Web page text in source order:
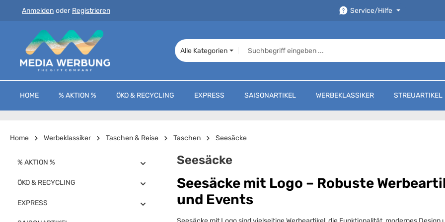
Hauptinhalt springen
Zur Suche springen
Zur Hauptnavigation springen
Anmelden oder Registrieren Service/Hilfe
Alle Kategorien
HOME % AKTION % ÖKO & RECYCLING EXPRESS SAISONARTIKEL WERBEKLASSIKER STREUARTIKEL
Home Werbeklassiker Taschen & Reise Taschen Seesäcke
% AKTION %
ÖKO & RECYCLING
EXPRESS
Seesäcke
Seesäcke mit Logo – Robuste
und Events